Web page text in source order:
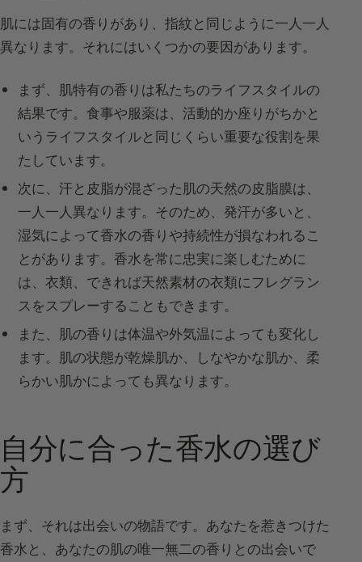
肌には固有の香りがあり、指紋と同じように一人一人
異なります。それにはいくつかの要因があります。
まず、肌特有の香りは私たちのライフスタイルの
結果です。食事や服薬は、活動的か座りがちかと
いうライフスタイルと同じくらい重要な役割を果
たしています。
次に、汗と皮脂が混ざった肌の天然の皮脂膜は、
一人一人異なります。そのため、発汗が多いと、
湿気によって香水の香りや持続性が損なわれるこ
とがあります。香水を常に忠実に楽しむために
は、衣類、できれば天然素材の衣類にフレグラン
スをスプレーすることもできます。
また、肌の香りは体温や外気温によっても変化し
ます。肌の状態が乾燥肌か、しなやかな肌か、柔
らかい肌かによっても異なります。
自分に合った香水の選び
方
まず、それは出会いの物語です。あなたを惹きつけた
香水と、あなたの肌の唯一無二の香りとの出会いで